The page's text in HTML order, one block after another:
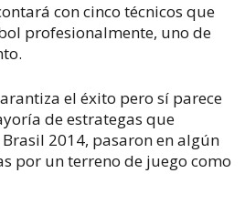
con cinco técnicos que
profesionalmente, uno de
el éxito pero sí parece
de estrategas que
2014, pasaron en algún
por un terreno de juego como